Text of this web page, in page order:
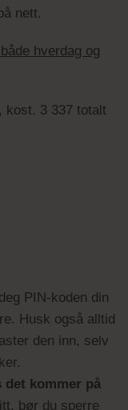
nett.
hverdag og
kost. 3 337 totalt
PIN-koden din
Husk også alltid
den inn, selv
kommer på
bør du sperre